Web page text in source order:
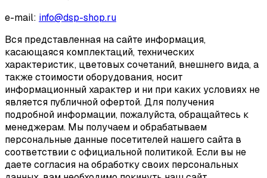
e-mail: info@dsp-shop.ru
Вся представленная на сайте информация,
касающаяся комплектаций, технических
характеристик, цветовых сочетаний, внешнего вида, а
также стоимости оборудования, носит
информационный характер и ни при каких условиях не
является публичной офертой. Для получения
подробной информации, пожалуйста, обращайтесь к
менеджерам. Мы получаем и обрабатываем
персональные данные посетителей нашего сайта в
соответствии с официальной политикой. Если вы не
даете согласия на обработку своих персональных